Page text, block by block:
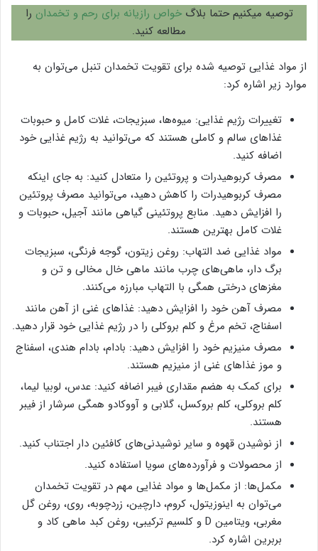
توصیه میکنیم حتما بلاگخواص رازیانه برای رحم و تخمدان را
مطالعه کنید.
از مواد غذایی توصیه شده برای تقویت تخمدان تنبل می‌توان به
موارد زیر اشاره کرد:
تغییرات رژیم غذایی: میوه‌ها، سبزیجات، غلات کامل و حبوبات
غذاهای سالم و کاملی هستند که می‌توانید به رژیم غذایی خود
اضافه کنید.
مصرف کربوهیدرات و پروتئین را متعادل کنید: به جای اینکه
مصرف کربوهیدرات را کاهش دهید، می‌توانید مصرف پروتئین
را افزایش دهید. منابع پروتئینی گیاهی مانند آجیل، حبوبات و
غلات کامل بهترین هستند.
مواد غذایی ضد التهاب: روغن زیتون، گوجه فرنگی، سبزیجات
برگ دار، ماهی‌های چرب مانند ماهی خال مخالی و تن و
مغزهای درختی همگی با التهاب مبارزه می‌کنند.
مصرف آهن خود را افزایش دهید: غذاهای غنی از آهن مانند
اسفناج، تخم مرغ و کلم بروکلی را در رژیم غذایی خود قرار دهید.
مصرف منیزیم خود را افزایش دهید: بادام، بادام هندی، اسفناج
و موز غذاهای غنی از منیزیم هستند.
برای کمک به هضم مقداری فیبر اضافه کنید: عدس، لوبیا لیما،
کلم بروکلی، کلم بروکسل، گلابی و آووکادو همگی سرشار از فیبر
هستند.
از نوشیدن قهوه و سایر نوشیدنی‌های کافئین دار اجتناب کنید.
از محصولات و فرآورده‌های سویا استفاده کنید.
مکمل‌ها: از مکمل‌ها و مواد غذایی مهم در تقویت تخمدان
می‌توان به اینوزیتول، کروم، دارچین، زردچوبه، روی، روغن گل
مغربی، ویتامین D و کلسیم ترکیبی، روغن کبد ماهی کاد و
بربرین اشاره کرد.